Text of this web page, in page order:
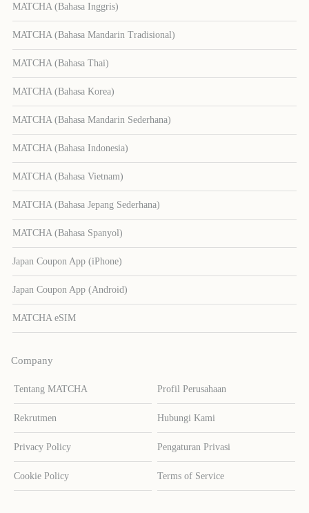
MATCHA (Bahasa Inggris)
MATCHA (Bahasa Mandarin Tradisional)
MATCHA (Bahasa Thai)
MATCHA (Bahasa Korea)
MATCHA (Bahasa Mandarin Sederhana)
MATCHA (Bahasa Indonesia)
MATCHA (Bahasa Vietnam)
MATCHA (Bahasa Jepang Sederhana)
MATCHA (Bahasa Spanyol)
Japan Coupon App (iPhone)
Japan Coupon App (Android)
MATCHA eSIM
Company
Tentang MATCHA Profil Perusahaan
Rekrutmen Hubungi Kami
Privacy Policy Pengaturan Privasi
Cookie Policy Terms of Service